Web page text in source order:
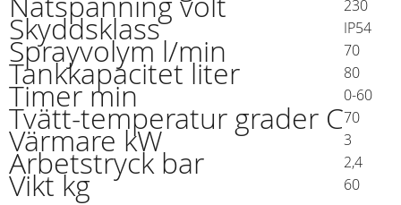
230
Skyddsklass IP54
Sprayvolym l/min 70
Tankkapacitet liter 80
Timer min 0-60
Tvätt-temperatur grader C70
Värmare kW 3
Arbetstryck bar 2,4
Vikt kg 60